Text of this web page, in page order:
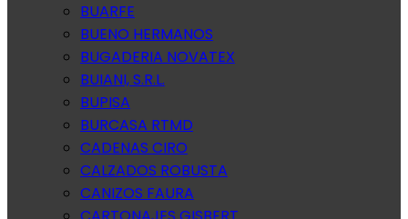
BUARFE
BUENO HERMANOS
BUGADERIA NOVATEX
BUIANI, S.R.L.
BUPISA
BURCASA RTMD
CADENAS CIRO
CALZADOS ROBUSTA
CANIZOS FAURA